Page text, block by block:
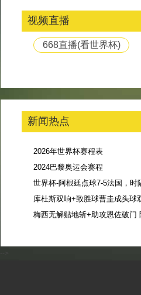
视频直播
668直播(看世界杯)
新闻热点
2026年世界杯赛程表
2024巴黎奥运会赛程
库杜斯双响+致胜球曹圭成头球